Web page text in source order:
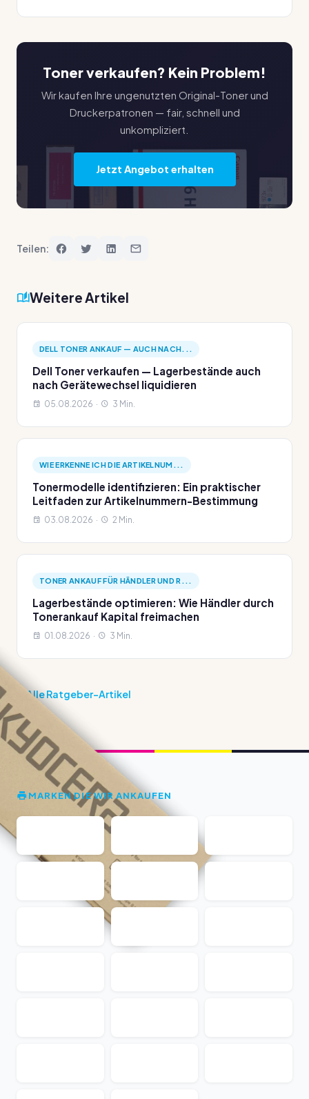
Toner verkaufen? Kein Problem!
Wir kaufen Ihre ungenutzten Original-Toner und
Druckerpatronen — fair, schnell und
unkompliziert.
Jetzt Angebot erhalten
Teilen:
Weitere Artikel
DELL TONER ANKAUF — AUCH NACH...
Dell Toner verkaufen — Lagerbestände auch
nach Gerätewechsel liquidieren
05.08.2026 · 3 Min.
WIE ERKENNE ICH DIE ARTIKELNUM...
Tonermodelle identifizieren: Ein praktischer
Leitfaden zur Artikelnummern-Bestimmung
03.08.2026 · 2 Min.
TONER ANKAUF FÜR HÄNDLER UND R...
Lagerbestände optimieren: Wie Händler durch
Tonerankauf Kapital freimachen
01.08.2026 · 3 Min.
Alle Ratgeber-Artikel
MARKEN DIE WIR ANKAUFEN